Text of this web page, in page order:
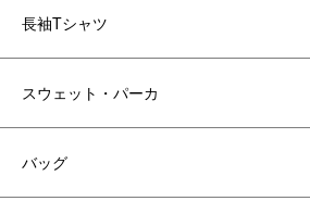
長袖Tシャツ
スウェット・パーカ
バッグ